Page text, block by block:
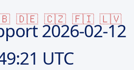
🇩🇪 🇨🇿 🇫🇮 🇱🇻
2026-02-12
UTC